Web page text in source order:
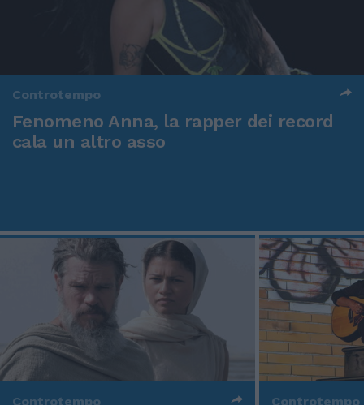
Controtempo
Fenomeno Anna, la rapper dei record
cala un altro asso
Controtempo Controtempo